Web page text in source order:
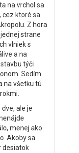
na vrchol sa
cez ktoré sa
Z hora
strane
vlniek s
a na
týči
Sedím
na všetku tú
ale je
menej ako
Akoby sa
desiatok